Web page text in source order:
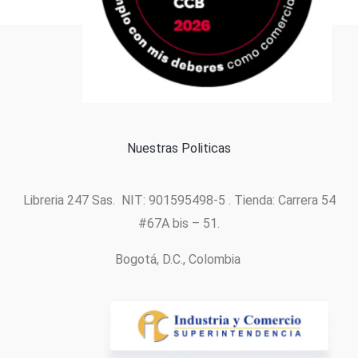
Formas de pago
Nuestras Politicas
Libreria 247 Sas. NIT: 901595498-5 . Tienda: Carrera 54
#67A bis – 51.
Bogotá, D.C., Colombia